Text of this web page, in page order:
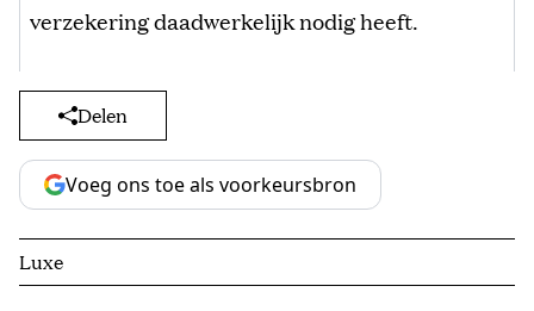
verzekering daadwerkelijk nodig heeft.
Delen
Voeg ons toe als voorkeursbron
Luxe